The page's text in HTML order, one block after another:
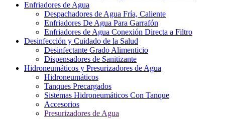
Enfriadores de Agua
Despachadores de Agua Fría, Caliente
Enfriadores De Agua Para Garrafón
Enfriadores de Agua Conexión Directa a Filtro
Desinfección y Cuidado de la Salud
Desinfectante Grado Alimenticio
Dispensadores de Sanitizante
Hidroneumáticos y Presurizadores de Agua
Hidroneumáticos
Tanques Precargados
Sistemas Hidroneumáticos Con Tanque
Accesorios
Presurizadores de Agua